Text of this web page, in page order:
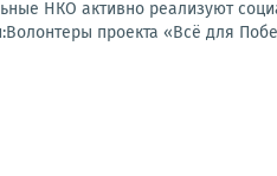
НКО активно реализуют
проекта «Всё для